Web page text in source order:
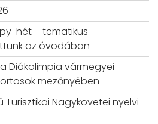
hét – tematikus
az óvodában
Diákolimpia vármegyei
mezőnyében
Turisztikai Nagykövetei nyelvi